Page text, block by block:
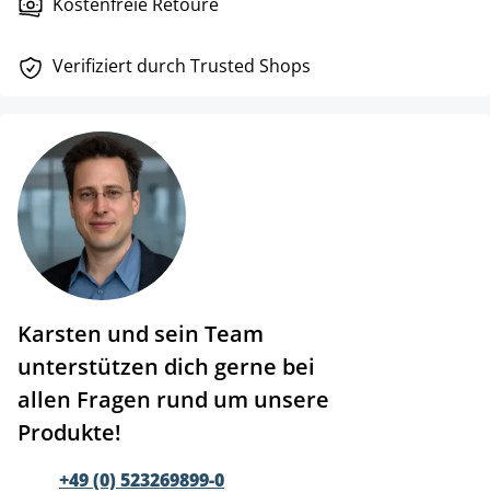
Verifiziert durch Trusted Shops
Karsten und sein Team
unterstützen dich gerne bei
allen Fragen rund um unsere
Produkte!
+49 (0) 523269899-0